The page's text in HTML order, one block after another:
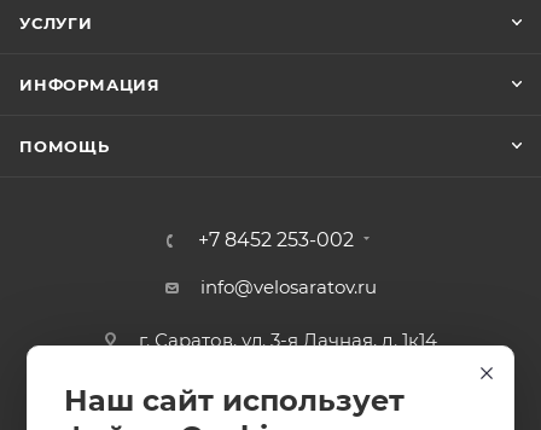
УСЛУГИ
ИНФОРМАЦИЯ
ПОМОЩЬ
+7 8452 253-002
info@velosaratov.ru
г. Саратов, ул. 3-я Дачная, д. 1к14
Наш сайт использует